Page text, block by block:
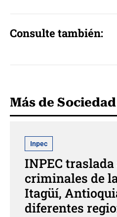
Consulte también:
Más de Sociedad
Inpec
INPEC traslada
criminales de
Itagüí,
diferentes